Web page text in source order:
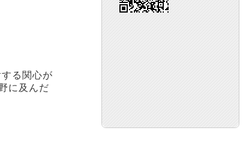
る関心が
に及んだ